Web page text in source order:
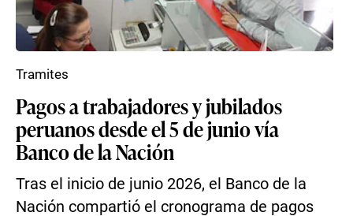
Pagos a trabajadores y jubilados
peruanos desde el 5 de junio vía
Banco de la Nación
Tras el inicio de junio 2026, el Banco de la
Nación compartió el cronograma de pagos
Tramites